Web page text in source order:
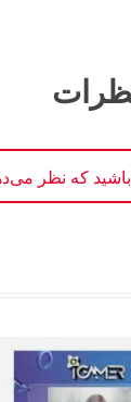
باشید که نظر